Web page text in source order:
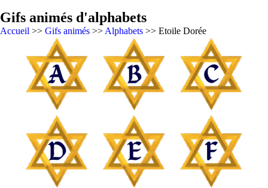
Gifs animés d'alphabets
Accueil >> Gifs animés >> Alphabets >> Etoile Dorée